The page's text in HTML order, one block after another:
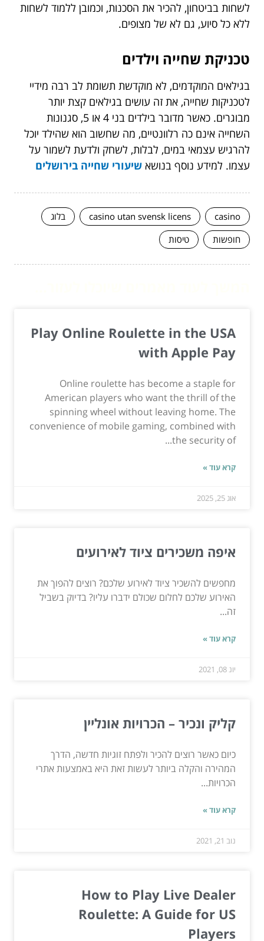
לשחות בביטחון, להכיר את הסכנות, וכמובן ללמוד לשחות
ללא כל סיוע, גם לא של מצופים.
טכניקת שחייה וילדים
בגילאים המוקדמים, לא מוקדשת תשומת לב רבה מידיי
לטכניקות שחייה, את זה עושים בגילאים קצת יותר
מבוגרים. כאשר מדובר בילדים בני 4 או 5, סגנונות
השחייה אינם כה רלוונטיים, מה שחשוב הוא שהילד יוכל
להרגיש עצמאי במים, לבלות, לשחק ולדעת לשמור על
עצמו. למידע נוסף בנושא שיעורי שחייה בירושלים
casino
casino utan svensk licens
בלוג
חופשות
טיסות
Play Online Roulette in the USA
with Apple Pay
Online roulette has become a staple for
American players who want the thrill of the
spinning wheel without leaving home. The
convenience of mobile gaming, combined with
the security of...
קרא עוד »
אוג 25, 2025
איפה משכירים ציוד לאירועים
מחפשים להשכיר ציוד לאירוע שלכם? רוצים להפוך את
האירוע שלכם לחלום שכולם ידברו עליו? בדיוק בשביל
זה...
קרא עוד »
יונ 08, 2021
קליק ונכיר – הכרויות אונליין
כיום כאשר רוצים להכיר ולפתח זוגיות חדשה, הדרך
המהירה והקלה ביותר לעשות זאת היא באמצעות אתרי
הכרויות...
קרא עוד »
נוב 21, 2021
How to Play Live Dealer
Roulette: A Guide for US
Players